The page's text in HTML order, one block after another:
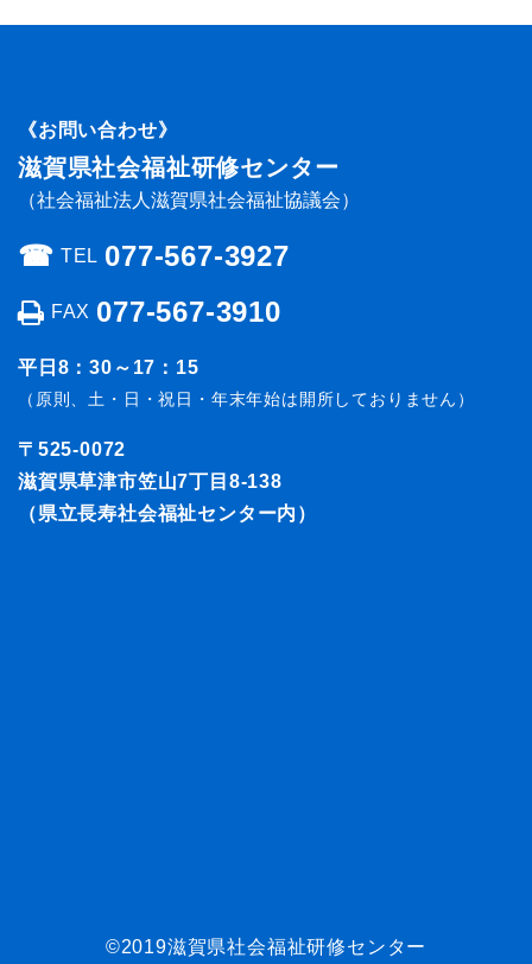
《お問い合わせ》
滋賀県社会福祉研修センター
（社会福祉法人滋賀県社会福祉協議会）
☎︎ TEL 077-567-3927
FAX 077-567-3910
平日8：30～17：15
（原則、土・日・祝日・年末年始は開所しておりません）
〒525-0072
滋賀県草津市笠山7丁目8-138
（県立長寿社会福祉センター内）
©2019滋賀県社会福祉研修センター